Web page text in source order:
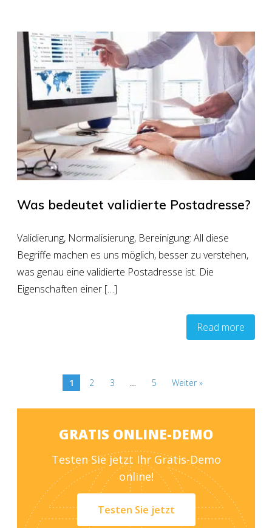
Was bedeutet validierte Postadresse?
Validierung, Normalisierung, Bereinigung: All diese
Begriffe machen es uns möglich, besser zu verstehen,
was genau eine validierte Postadresse ist. Die
Eigenschaften einer […]
Read more
1 2 3 5 Weiter »
GRATIS ONLINE-DEMO
Testen Sie jetzt Ihr Gratis-Demo
online!
Testen Sie jetzt